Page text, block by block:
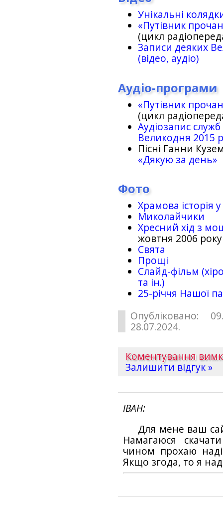
Унікальні
«Путівник
(цикл
Записи деяких
(відео, аудіо)
Аудіо-програми
«Путівник
(цикл
Аудіозапис
Великодня 2015
Пісні Ганни
«Дякую за день»
Фото
Храмова історія
Миколайчики
Хресний хід з
жовтня 2006 року
Свята
Прощі
Слайд-фільм
та ін.)
25-рiччя Нашої
Опубліковано:
28.07.2024.
Коментування
Залишити відгук »
ІВАН
Для мене ваш
Намагаюся
чином прохаю
Якщо згода, то я